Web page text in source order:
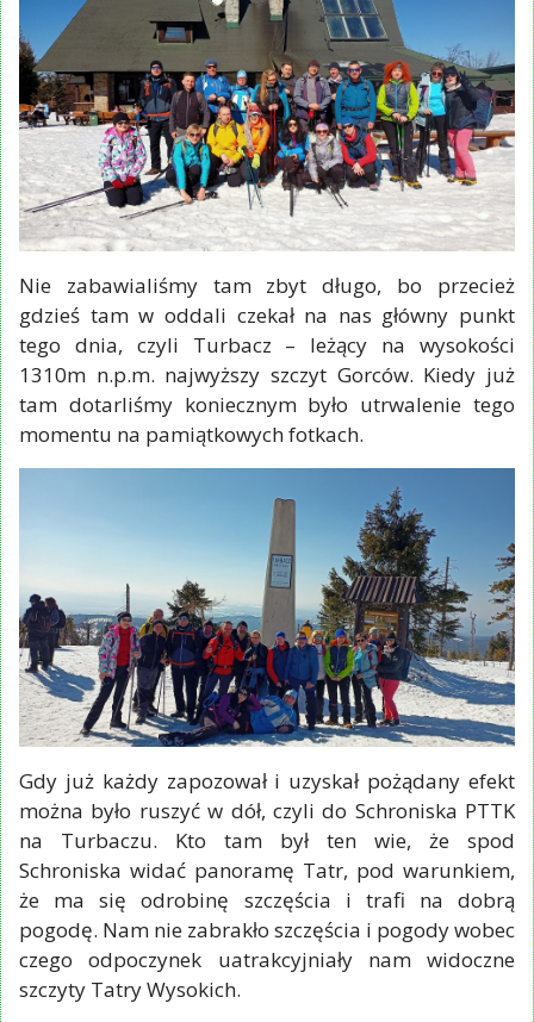
Nie zabawialiśmy tam zbyt długo, bo przecież
gdzieś tam w oddali czekał na nas główny punkt
tego dnia, czyli Turbacz – leżący na wysokości
1310m n.p.m. najwyższy szczyt Gorców. Kiedy już
tam dotarliśmy koniecznym było utrwalenie tego
momentu na pamiątkowych fotkach.
Gdy już każdy zapozował i uzyskał pożądany efekt
można było ruszyć w dół, czyli do Schroniska PTTK
na Turbaczu. Kto tam był ten wie, że spod
Schroniska widać panoramę Tatr, pod warunkiem,
że ma się odrobinę szczęścia i trafi na dobrą
pogodę. Nam nie zabrakło szczęścia i pogody wobec
czego odpoczynek uatrakcyjniały nam widoczne
szczyty Tatry Wysokich.